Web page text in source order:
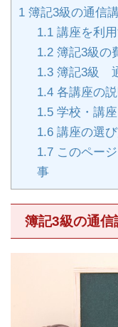
1 簿記3級の通信
1.1講座を利用
1.2簿記3級の
1.3簿記3級
1.4各講座の説
1.5学校・講
1.6講座の選
1.7このページ
事
簿記3級の通